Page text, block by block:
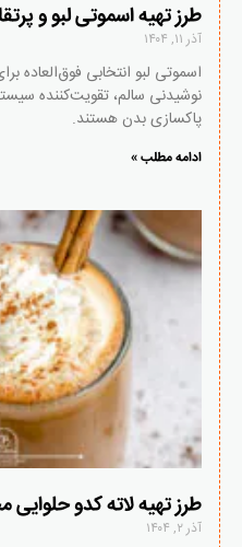
طرز تهیه اسموتی لبو و
آذر ۱۱, ۱۴۰۴
اسموتی لبو انتخابی فوق‌العاده
نوشیدنی سالم، تقویت‌کننده
پاکسازی بدن هستند.
ادامه مطلب »
طرز تهیه لاته کدو
آذر ۲, ۱۴۰۴